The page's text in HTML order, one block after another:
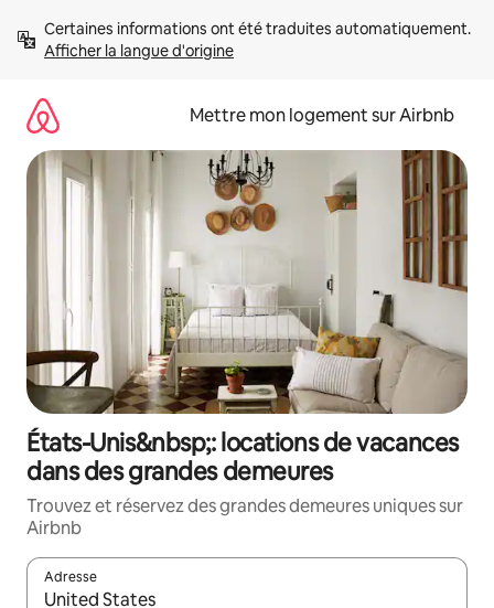
directement
Afficher la langue d'origine
Mettre mon logement sur Airbnb
États-Unis&nbsp;: locations de vacances
dans des grandes demeures
Trouvez et réservez des grandes demeures uniques sur
Airbnb
Adresse
Lorsque les résultats s'affichent, utilisez les flèches vers le